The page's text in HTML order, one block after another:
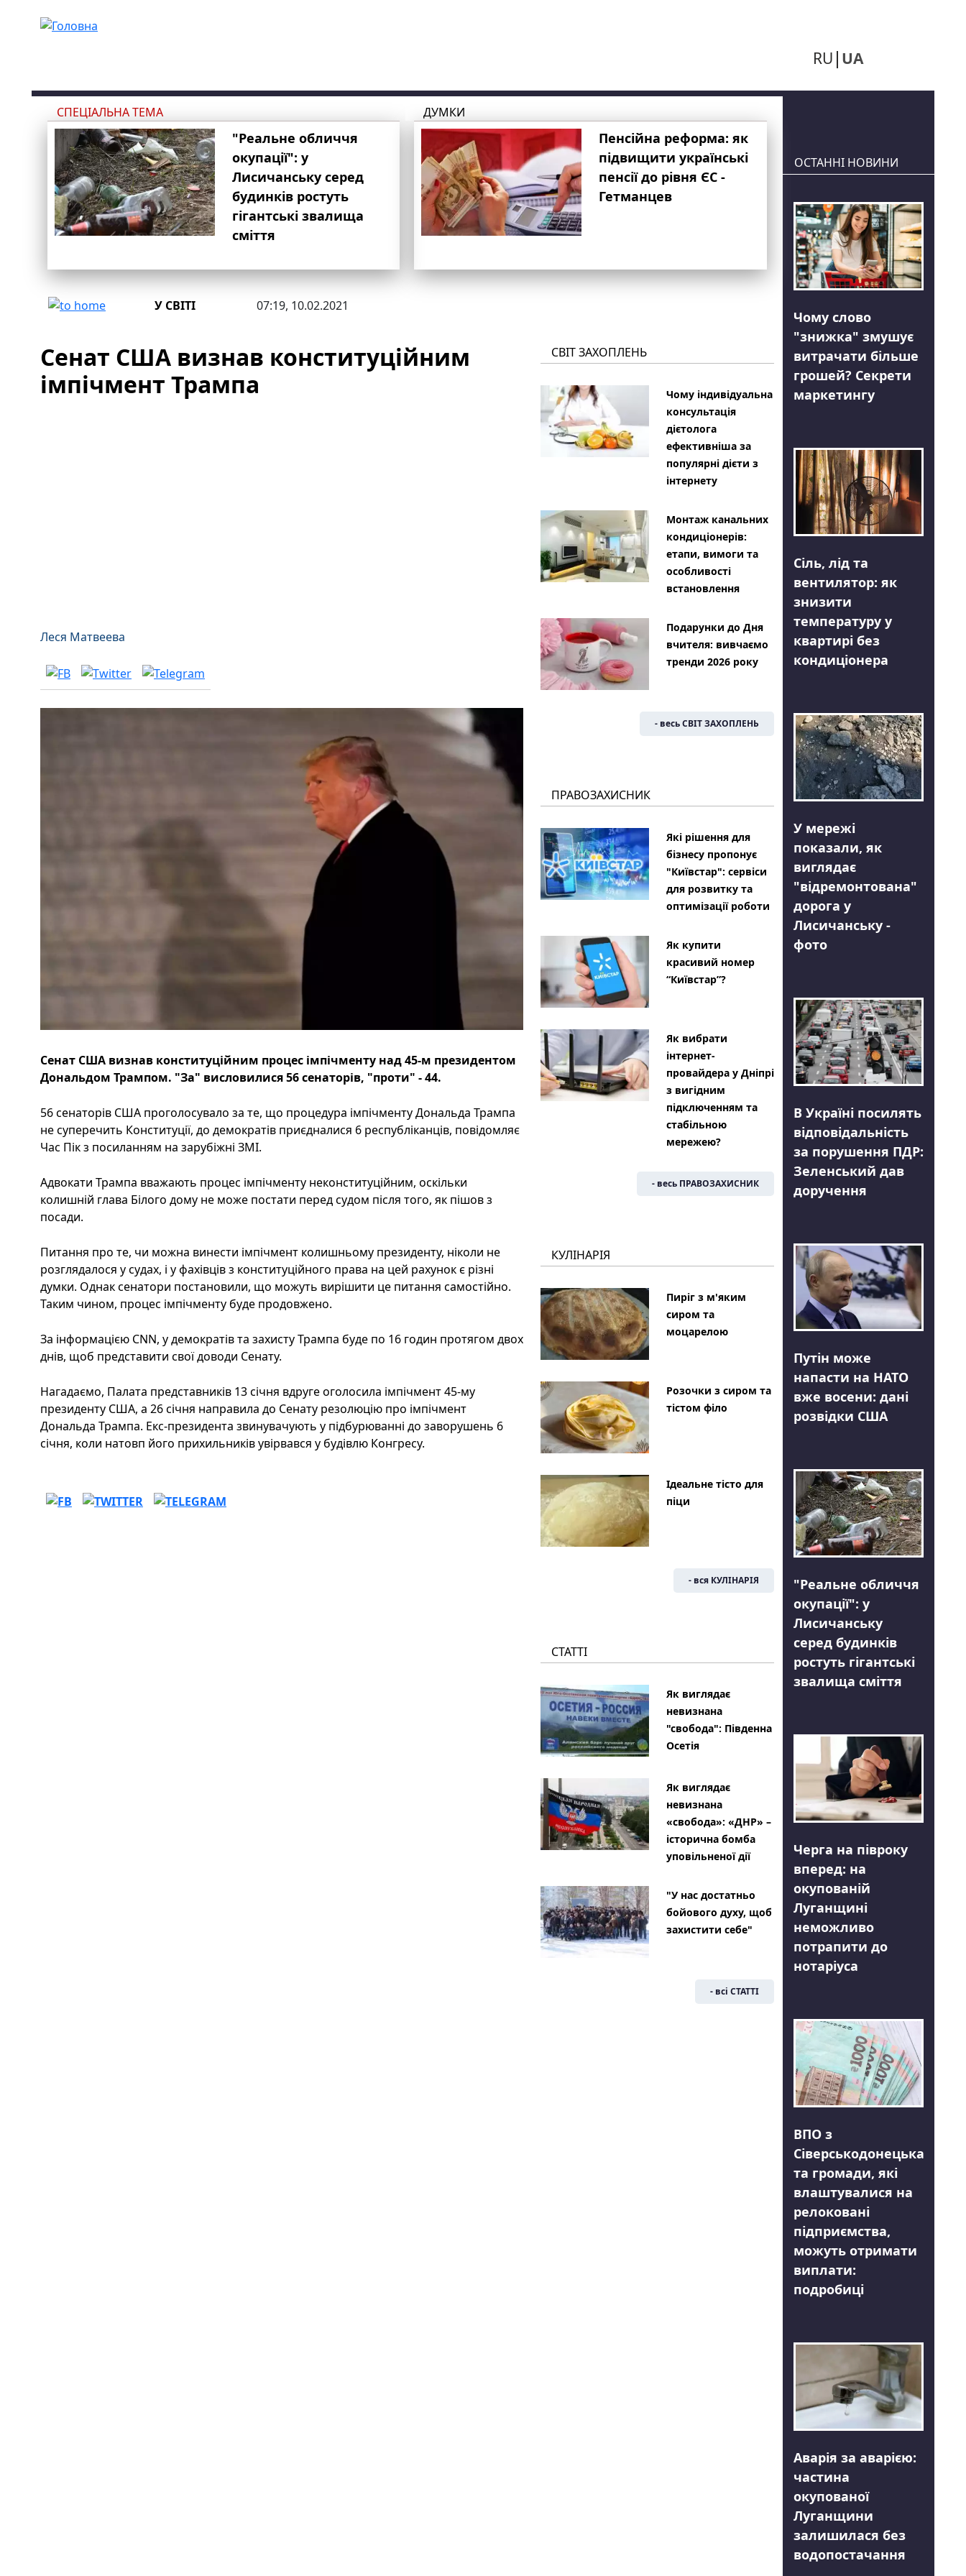
RU UA
СПЕЦІАЛЬНА ТЕМА
"Реальне обличчя
окупації": у
Лисичанську серед
будинків ростуть
гігантські звалища
сміття
ДУМКИ
Пенсійна реформа: як
підвищити українські
пенсії до рівня ЄС -
Гетманцев
У СВІТІ 07:19, 10.02.2021
Сенат США визнав конституційним
імпічмент Трампа
Леся Матвеева
Сенат США визнав конституційним процес імпічменту над 45-м президентом
Дональдом Трампом. "За" висловилися 56 сенаторів, "проти" - 44.
56 сенаторів США проголосувало за те, що процедура імпічменту Дональда Трампа
не суперечить Конституції, до демократів приєдналися 6 республіканців, повідомляє
Час Пік з посиланням на зарубіжні ЗМІ.
Адвокати Трампа вважають процес імпічменту неконституційним, оскільки
колишній глава Білого дому не може постати перед судом після того, як пішов з
посади.
Питання про те, чи можна винести імпічмент колишньому президенту, ніколи не
розглядалося у судах, і у фахівців з конституційного права на цей рахунок є різні
думки. Однак сенатори постановили, що можуть вирішити це питання самостійно.
Таким чином, процес імпічменту буде продовжено.
За інформацією CNN, у демократів та захисту Трампа буде по 16 годин протягом двох
днів, щоб представити свої доводи Сенату.
Нагадаємо, Палата представників 13 січня вдруге оголосила імпічмент 45-му
президенту США, а 26 січня направила до Сенату резолюцію про імпічмент
Дональда Трампа. Екс-президента звинувачують у підбурюванні до заворушень 6
січня, коли натовп його прихильників увірвався у будівлю Конгресу.
СВІТ ЗАХОПЛЕНЬ
Чому індивідуальна
консультація
дієтолога
ефективніша за
популярні дієти з
інтернету
Монтаж канальних
кондиціонерів:
етапи, вимоги та
особливості
встановлення
Подарунки до Дня
вчителя: вивчаємо
тренди 2026 року
- весь СВІТ ЗАХОПЛЕНЬ
ПРАВОЗАХИСНИК
Які рішення для
бізнесу пропонує
"Київстар": сервіси
для розвитку та
оптимізації роботи
Як купити
красивий номер
“Київстар”?
Як вибрати
інтернет-
провайдера у Дніпрі
з вигідним
підключенням та
стабільною
мережею?
- весь ПРАВОЗАХИСНИК
КУЛІНАРІЯ
Пиріг з м'яким
сиром та
моцарелою
Розочки з сиром та
тістом філо
Ідеальне тісто для
піци
- вся КУЛІНАРІЯ
СТАТТІ
Як виглядає
невизнана
"свобода": Південна
Осетія
Як виглядає
невизнана
«свобода»: «ДНР» –
історична бомба
уповільненої дії
"У нас достатньо
бойового духу, щоб
захистити себе"
- всі СТАТТІ
ОСТАННІ НОВИНИ
Чому слово
"знижка" змушує
витрачати більше
грошей? Секрети
маркетингу
Сіль, лід та
вентилятор: як
знизити
температуру у
квартирі без
кондиціонера
У мережі
показали, як
виглядає
"відремонтована"
дорога у
Лисичанську -
фото
В Україні посилять
відповідальність
за порушення ПДР:
Зеленський дав
доручення
Путін може
напасти на НАТО
вже восени: дані
розвідки США
"Реальне обличчя
окупації": у
Лисичанську
серед будинків
ростуть гігантські
звалища сміття
Черга на півроку
вперед: на
окупованій
Луганщині
неможливо
потрапити до
нотаріуса
ВПО з
Сіверськодонецька
та громади, які
влаштувалися на
релоковані
підприємства,
можуть отримати
виплати:
подробиці
Аварія за аварією:
частина
окупованої
Луганщини
залишилася без
водопостачання